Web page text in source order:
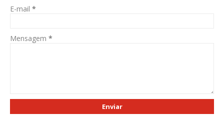
E-mail *
Mensagem *